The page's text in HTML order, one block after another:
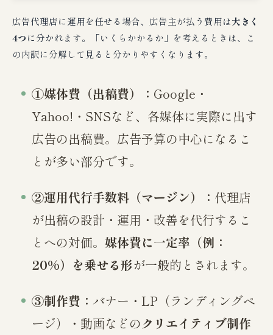
広告代理店に運用を任せる場合、広告主が払う費用は大きく
4つに分かれます。「いくらかかるか」を考えるときは、こ
の内訳に分解して見ると分かりやすくなります。
①媒体費（出稿費）： Google・
Yahoo!・SNSなど、各媒体に実際に出す
広告の出稿費。広告予算の中心になるこ
とが多い部分です。
②運用代行手数料（マージン）： 代理店
が出稿の設計・運用・改善を代行するこ
とへの対価。 媒体費に一定率（例：
20%）を乗せる形が一般的とされます。
③制作費： バナー・LP（ランディングペ
ージ）・動画などのクリエイティブ制作